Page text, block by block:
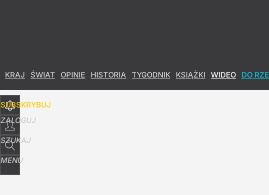
KRAJ ŚWIAT OPINIE HISTORIA TYGODNIK KSIĄŻKI WIDEO DO
SUBSKRYBUJ
ZALOGUJ
SZUKAJ
MENU